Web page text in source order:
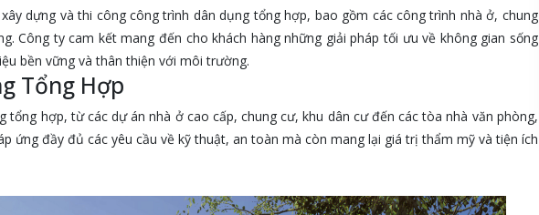
dựng và thi công công trình dân dụng tổng hợp, bao gồm các công trình nhà ở, chung
Công ty cam kết mang đến cho khách hàng những giải pháp tối ưu về không gian sống
bền vững và thân thiện với môi trường.
Tổng Hợp
hợp, từ các dự án nhà ở cao cấp, chung cư, khu dân cư đến các tòa nhà văn phòng,
ứng đầy đủ các yêu cầu về kỹ thuật, an toàn mà còn mang lại giá trị thẩm mỹ và tiện ích